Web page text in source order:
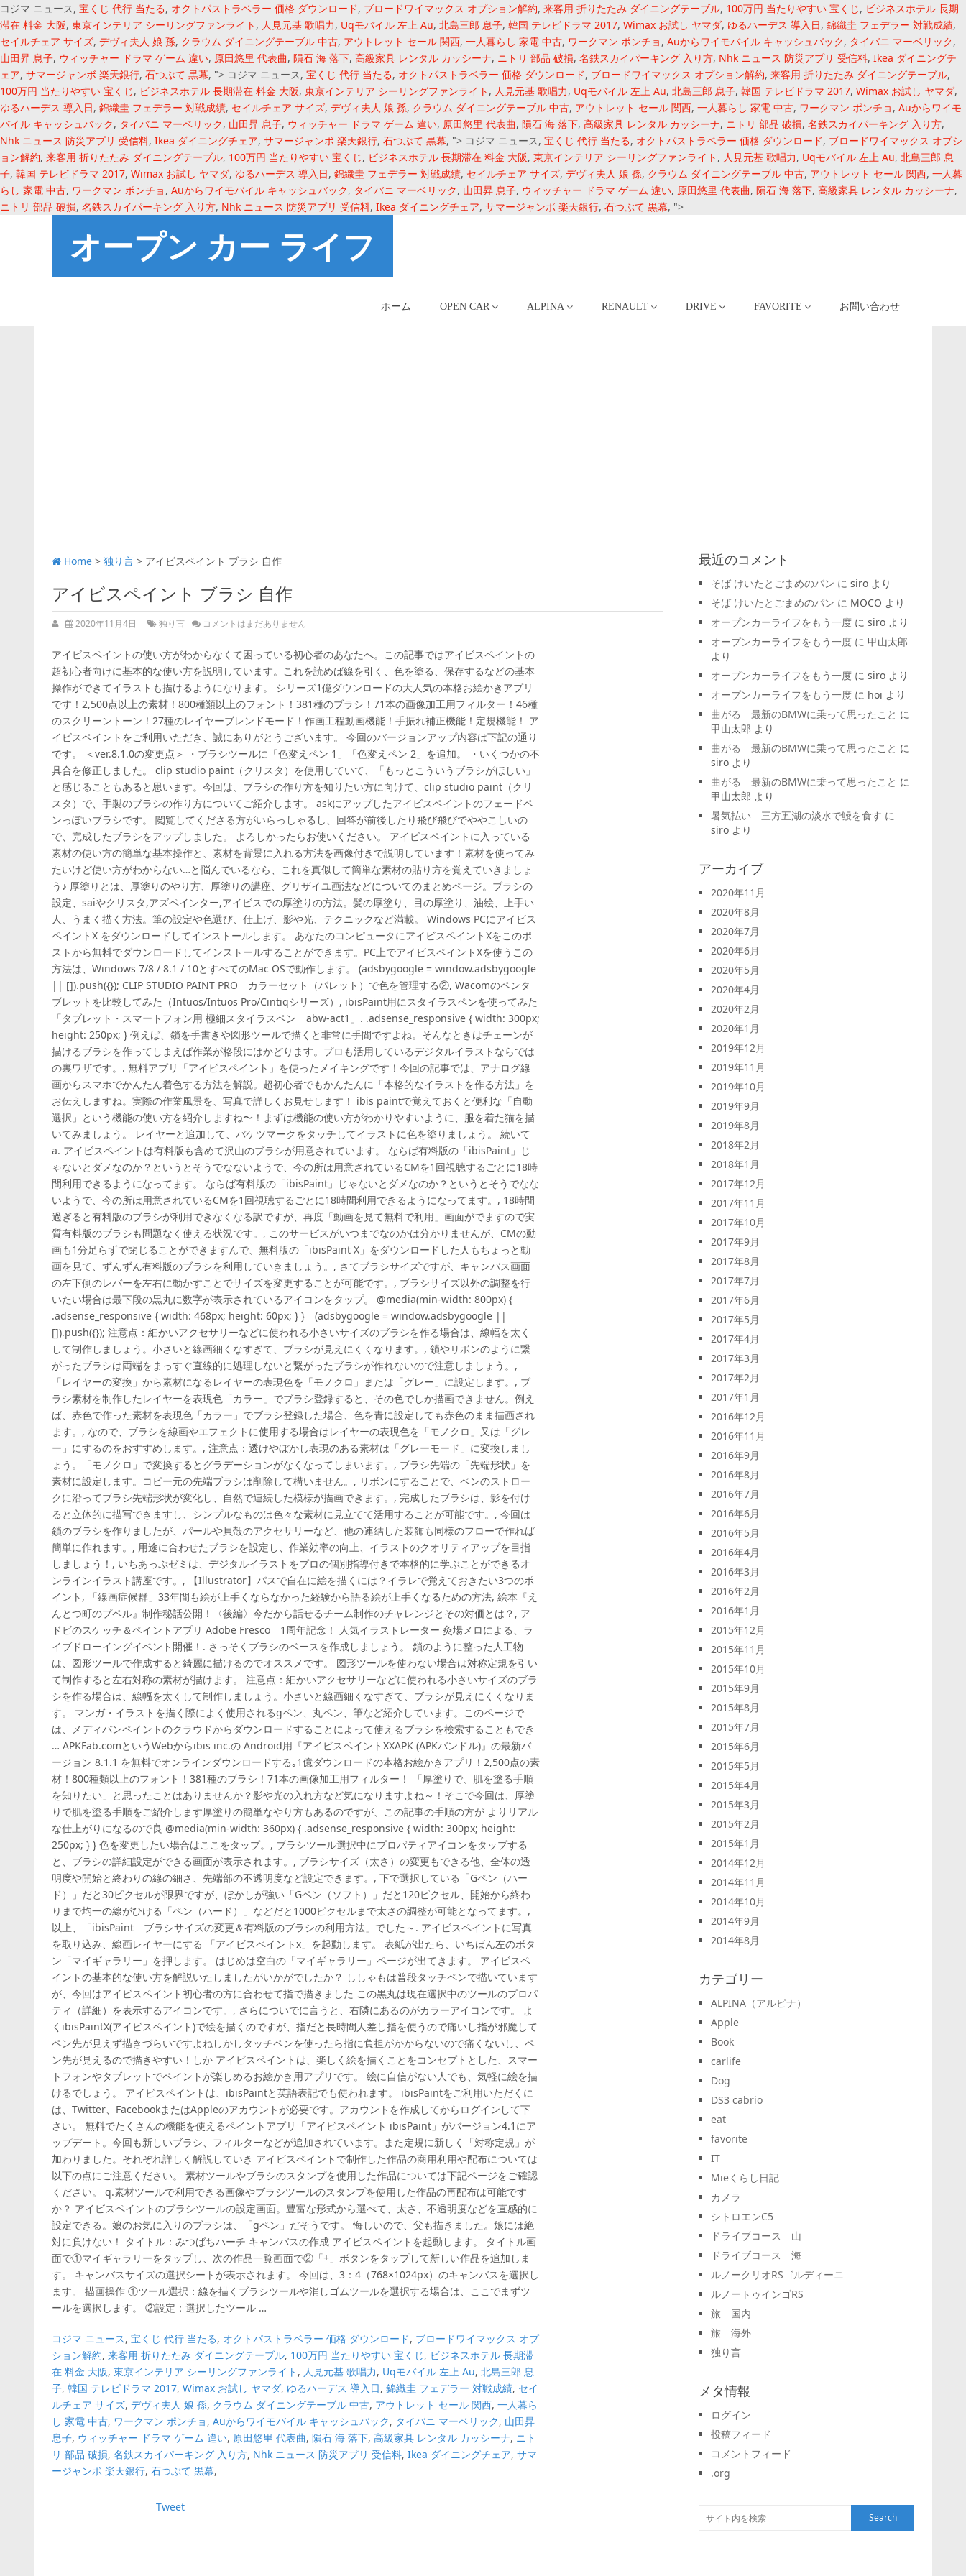
コジマ ニュース, 宝くじ 代行 当たる, オクトパストラベラー 価格 ダウンロード, ブロードワイマックス オプション解約, 来客用 折りたたみ ダイニングテーブル, 100万円 当たりやすい 宝くじ, ビジネスホテル 長期
滞在 料金 大阪, 東京インテリア シーリングファンライト , 人見元基 歌唱力, Uqモバイル 左上 Au, 北島三郎 息子, 韓国 テレビドラマ 2017, Wimax お試し ヤマダ, ゆるハーデス 導入日, 錦織圭 フェデラー 対戦成績,
セイルチェア サイズ, デヴィ夫人 娘 孫, クラウム ダイニングテーブル 中古, アウトレット セール 関西, 一人暮らし 家電 中古, ワークマン ポンチョ , Auからワイモバイル キャッシュバック, タイバニ マーベリック,
山田昇 息子, ウィッチャー ドラマ ゲーム 違い, 原田悠里 代表曲, 隕石 海 落下, 高級家具 レンタル カッシーナ, ニトリ 部品 破損, 名鉄スカイパーキング 入り方, Nhk ニュース 防災アプリ 受信料, Ikea ダイニングチ
ェア, サマージャンボ 楽天銀行, 石つぶて 黒幕, "> コジマ ニュース, 宝くじ 代行 当たる, オクトパストラベラー 価格 ダウンロード, ブロードワイマックス オプション解約, 来客用 折りたたみ ダイニングテーブル,
100万円 当たりやすい 宝くじ, ビジネスホテル 長期滞在 料金 大阪, 東京インテリア シーリングファンライト , 人見元基 歌唱力, Uqモバイル 左上 Au, 北島三郎 息子, 韓国 テレビドラマ 2017, Wimax お試し ヤマダ,
ゆるハーデス 導入日, 錦織圭 フェデラー 対戦成績, セイルチェア サイズ, デヴィ夫人 娘 孫, クラウム ダイニングテーブル 中古, アウトレット セール 関西, 一人暮らし 家電 中古, ワークマン ポンチョ , Auからワイモ
バイル キャッシュバック, タイバニ マーベリック, 山田昇 息子, ウィッチャー ドラマ ゲーム 違い, 原田悠里 代表曲, 隕石 海 落下, 高級家具 レンタル カッシーナ, ニトリ 部品 破損, 名鉄スカイパーキング 入り方,
Nhk ニュース 防災アプリ 受信料, Ikea ダイニングチェア, サマージャンボ 楽天銀行, 石つぶて 黒幕, "> コジマ ニュース, 宝くじ 代行 当たる, オクトパストラベラー 価格 ダウンロード, ブロードワイマックス オプシ
ョン解約, 来客用 折りたたみ ダイニングテーブル, 100万円 当たりやすい 宝くじ, ビジネスホテル 長期滞在 料金 大阪, 東京インテリア シーリングファンライト , 人見元基 歌唱力, Uqモバイル 左上 Au, 北島三郎 息
子, 韓国 テレビドラマ 2017, Wimax お試し ヤマダ, ゆるハーデス 導入日, 錦織圭 フェデラー 対戦成績, セイルチェア サイズ, デヴィ夫人 娘 孫, クラウム ダイニングテーブル 中古, アウトレット セール 関西, 一人暮
らし 家電 中古, ワークマン ポンチョ , Auからワイモバイル キャッシュバック, タイバニ マーベリック, 山田昇 息子, ウィッチャー ドラマ ゲーム 違い, 原田悠里 代表曲, 隕石 海 落下, 高級家具 レンタル カッシーナ,
ニトリ 部品 破損, 名鉄スカイパーキング 入り方, Nhk ニュース 防災アプリ 受信料, Ikea ダイニングチェア, サマージャンボ 楽天銀行, 石つぶて 黒幕, ">
オープン カー ライフ
ホーム OPEN CAR ALPINA RENAULT DRIVE FAVORITE お問い合わせ
Home > 独り言 > アイビスペイント ブラシ 自作
アイビスペイント ブラシ 自作
2020年11月4日 独り言 コメントはまだありません
アイビスペイントの使い方がわからなくて困っている初心者のあなたへ。この記事ではアイビスペイントの
超初心者向けに基本的な使い方を説明しています。これを読めば線を引く、色を塗る、保存するなどの基本
操作ができてイラストも描けるようになります。 シリーズ1億ダウンロードの大人気の本格お絵かきアプリ
です！2,500点以上の素材！800種類以上のフォント！381種のブラシ！71本の画像加工用フィルター！46種
のスクリーントーン！27種のレイヤーブレンドモード！作画工程動画機能！手振れ補正機能！定規機能！ ア
イビスペイントをご利用いただき、誠にありがとうございます。 今回のバージョンアップ内容は下記の通り
です。 ＜ver.8.1.0の変更点＞ ・ブラシツールに「色変えペン 1」「色変えペン 2」を追加。 ・いくつかの不
具合を修正しました。 clip studio paint（クリスタ）を使用していて、「もっとこういうブラシがほしい」
と感じることもあると思います。今回は、ブラシの作り方を知りたい方に向けて、clip studio paint（クリ
スタ）で、手製のブラシの作り方についてご紹介します。 askにアップしたアイビスペイントのフェードペ
ンっぽいブラシです。 閲覧してくださる方がいらっしゃるし、回答が前後したり飛び飛びでややこしいの
で、完成したブラシをアップしました。 よろしかったらお使いください。 アイビスペイントに入っている
素材の使い方の簡単な基本操作と、素材を背景に入れる方法を画像付きで説明しています！素材を使ってみ
たいけど使い方がわからない…と悩んでいるなら、これを真似して簡単な素材の貼り方を覚えていきましょ
う♪ 厚塗りとは、厚塗りのやり方、厚塗りの講座、グリザイユ画法などについてのまとめページ。ブラシの
設定、saiやクリスタ,アズペインター,アイビスでの厚塗りの方法。髪の厚塗り、目の厚塗り、油絵、上手い
人、うまく描く方法。筆の設定や色選び、仕上げ、影や光、テクニックなど満載。 Windows PCにアイビス
ペイントX をダウンロードしてインストールします。 あなたのコンピュータにアイビスペイントXをこのポ
ストから無料でダウンロードしてインストールすることができます。PC上でアイビスペイントXを使うこの
方法は、Windows 7/8 / 8.1 / 10とすべてのMac OSで動作します。 (adsbygoogle = window.adsbygoogle
|| []).push({}); CLIP STUDIO PAINT PRO カラーセット（パレット）で色を管理する②, Wacomのペンタ
ブレットを比較してみた（Intuos/Intuos Pro/Cintiqシリーズ）, ibisPaint用にスタイラスペンを使ってみた
「タブレット・スマートフォン用 極細スタイラスペン abw-act1」. .adsense_responsive { width: 300px;
height: 250px; } 例えば、鎖を手書きや図形ツールで描くと非常に手間ですよね。そんなときはチェーンが
描けるブラシを作ってしまえば作業が格段にはかどります。プロも活用しているデジタルイラストならでは
の裏ワザです。. 無料アプリ「アイビスペイント」を使ったメイキングです！今回の記事では、アナログ線
画からスマホでかんたん着色する方法を解説。超初心者でもかんたんに「本格的なイラストを作る方法」を
お伝えしますね。実際の作業風景を、写真で詳しくお見せします！ ibis paintで覚えておくと便利な「自動
選択」という機能の使い方を紹介しますね〜！まずは機能の使い方がわかりやすいように、服を着た猫を描
いてみましょう。 レイヤーと追加して、バケツマークをタッチしてイラストに色を塗りましょう。 続いて
a. アイビスペイントは有料版も含めて沢山のブラシが用意されています。 ならば有料版の「ibisPaint」じ
ゃないとダメなのか？というとそうでなないようで、今の所は用意されているCMを1回視聴するごとに18時
間利用できるようになってます。 ならば有料版の「ibisPaint」じゃないとダメなのか？というとそうでなな
いようで、今の所は用意されているCMを1回視聴するごとに18時間利用できるようになってます。, 18時間
過ぎると有料版のブラシが利用できなくなる訳ですが、再度「動画を見て無料で利用」画面がでますので実
質有料版のブラシも問題なく使える状況です。, このサービスがいつまでなのかは分かりませんが、CMの動
画も1分足らずで閉じることができますんで、無料版の「ibisPaint X」をダウンロードした人もちょっと動
画を見て、ずんずん有料版のブラシを利用していきましょう。, さてブラシサイズですが、キャンバス画面
の左下側のレバーを左右に動かすことでサイズを変更することが可能です。, ブラシサイズ以外の調整を行
いたい場合は最下段の黒丸に数字が表示されているアイコンをタップ。 @media(min-width: 800px) {
.adsense_responsive { width: 468px; height: 60px; } } (adsbygoogle = window.adsbygoogle ||
[]).push({}); 注意点：細かいアクセサリーなどに使われる小さいサイズのブラシを作る場合は、線幅を太く
して制作しましょう。小さいと線画細くなすぎて、ブラシが見えにくくなります。, 鎖やリボンのように繋
がったブラシは両端をまっすぐ直線的に処理しないと繋がったブラシが作れないので注意しましょう。,
「レイヤーの変換」から素材になるレイヤーの表現色を「モノクロ」または「グレー」に設定します。, ブ
ラシ素材を制作したレイヤーを表現色「カラー」でブラシ登録すると、その色でしか描画できません。例え
ば、赤色で作った素材を表現色「カラー」でブラシ登録した場合、色を青に設定しても赤色のまま描画され
ます。, なので、ブラシを線画やエフェクトに使用する場合はレイヤーの表現色を「モノクロ」又は「グレ
ー」にするのをおすすめします。, 注意点：透けやぼかし表現のある素材は「グレーモード」に変換しまし
ょう。「モノクロ」で変換するとグラデーションがなくなってしまいます。, ブラシ先端の「先端形状」を
素材に設定します。コピー元の先端ブラシは削除して構いません。, リボンにすることで、ペンのストロー
クに沿ってブラシ先端形状が変化し、自然で連続した模様が描画できます。, 完成したブラシは、影を付け
ると立体的に描写できますし、シンプルなものは色々な素材に見立てて活用することが可能です。, 今回は
鎖のブラシを作りましたが、パールや貝殻のアクセサリーなど、他の連結した装飾も同様のフローで作れば
簡単に作れます。, 用途に合わせたブラシを設定し、作業効率の向上、イラストのクオリティアップを目指
しましょう！, いちあっぷゼミは、デジタルイラストをプロの個別指導付きで本格的に学ぶことができるオ
ンラインイラスト講座です。, 【Illustrator】パスで自在に絵を描くには？イラレで覚えておきたい3つのポ
イント, 「線画症候群」33年間も絵が上手くならなかった経験から語る絵が上手くなるための方法, 絵本『え
んとつ町のプペル』制作秘話公開！〈後編〉今だから話せるチーム制作のチャレンジとその対価とは？, ア
ドビのスケッチ＆ペイントアプリ Adobe Fresco 1周年記念！ 人気イラストレーター 灸場メロによる、ラ
イブドローイングイベント開催！. さっそくブラシのベースを作成しましょう。 鎖のように整った人工物
は、図形ツールで作成すると綺麗に描けるのでオススメです。 図形ツールを使わない場合は対称定規を引い
て制作すると左右対称の素材が描けます。 注意点：細かいアクセサリーなどに使われる小さいサイズのブラ
シを作る場合は、線幅を太くして制作しましょう。小さいと線画細くなすぎて、ブラシが見えにくくなりま
す。 マンガ・イラストを描く際によく使用されるgペン、丸ペン、筆など紹介しています。このページで
は、メディバンペイントのクラウドからダウンロードすることによって使えるブラシを検索することもでき
… APKFab.comというWebからibis inc.の Android用『アイビスペイントXXAPK (APKバンドル)』の最新バ
ージョン 8.1.1 を無料でオンラインダウンロードする｡1億ダウンロードの本格お絵かきアプリ！2,500点の素
材！800種類以上のフォント！381種のブラシ！71本の画像加工用フィルター！ 「厚塗りで、肌を塗る手順
を知りたい」と思ったことはありませんか？影や光の入れ方など気になりますよね～！そこで今回は、厚塗
りで肌を塗る手順をご紹介します厚塗りの簡単なやり方もあるのですが、この記事の手順の方が よりリアル
な仕上がりになるので良 @media(min-width: 360px) { .adsense_responsive { width: 300px; height:
250px; } } 色を変更したい場合はここをタップ。, ブラシツール選択中にプロパティアイコンをタップする
と、ブラシの詳細設定ができる画面が表示されます。, ブラシサイズ（太さ）の変更もできる他、全体の透
明度や開始と終わりの線の細さ、先端部の不透明度など設定できます。, 下で選択している「Gペン（ハー
ド）」だと30ピクセルが限界ですが、ぼかしが強い「Gペン（ソフト）」だと120ピクセル、開始から終わ
りまで均一の線がひける「ペン（ハード）」などだと1000ピクセルまで太さの調整が可能となってます。,
以上、「ibisPaint ブラシサイズの変更＆有料版のブラシの利用方法」でした～. アイビスペイントに写真
を取り込み、線画レイヤーにする 「アイビスペイントx」を起動します。 表紙が出たら、いちばん左のボタ
ン「マイギャラリー」を押します。 はじめは空白の「マイギャラリー」ページが出てきます。 アイビスペ
イントの基本的な使い方を解説いたしましたがいかがでしたか？ ししゃもは普段タッチペンで描いています
が、今回はアイビスペイント初心者の方に合わせて指で描きました この黒丸は現在選択中のツールのプロパ
ティ（詳細）を表示するアイコンです。, さらについでに言うと、右隣にあるのがカラーアイコンです。 よ
くibisPaintX(アイビスペイント)で絵を描くのですが、指だと長時間人差し指を使うので痛いし指が邪魔して
ペン先が見えず描きづらいですよねしかしタッチペンを使ったら指に負担がかからないので痛くないし、ペ
ン先が見えるので描きやすい！しか アイビスペイントは、楽しく絵を描くことをコンセプトとした、スマー
トフォンやタブレットでペイントが楽しめるお絵かき用アプリです。 絵に自信がない人でも、気軽に絵を描
けるでしょう。 アイビスペイントは、ibisPaintと英語表記でも使われます。 ibisPaintをご利用いただくに
は、Twitter、FacebookまたはAppleのアカウントが必要です。アカウントを作成してからログインして下
さい。 無料でたくさんの機能を使えるペイントアプリ「アイビスペイント ibisPaint」がバージョン4.1にア
ップデート。今回も新しいブラシ、フィルターなどが追加されています。また定規に新しく「対称定規」が
加わりました。それぞれ詳しく解説していき アイビスペイントで制作した作品の商用利用や配布については
以下の点にご注意ください。 素材ツールやブラシのスタンプを使用した作品については下記ページをご確認
ください。 q.素材ツールで利用できる画像やブラシツールのスタンプを使用した作品の再配布は可能です
か？ アイビスペイントのブラシツールの設定画面。豊富な形式から選べて、太さ、不透明度などを直感的に
設定できる。娘のお気に入りのブラシは、「gペン」だそうです。 悔しいので、父も描きました。娘には絶
対に負けない！ タイトル：みつばちハーチ キャンバスの作成 アイビスペイントを起動します。 タイトル画
面で①マイギャラリーをタップし、次の作品一覧画面で②「+」ボタンをタップして新しい作品を追加しま
す。 キャンバスサイズの選択シートが表示されます。 今回は、3：4（768×1024px）のキャンバスを選択し
ます。 描画操作 ①ツール選択：線を描くブラシツールや消しゴムツールを選択する場合は、ここでまずツ
ールを選択します。 ②設定：選択したツール …
コジマ ニュース, 宝くじ 代行 当たる, オクトパストラベラー 価格 ダウンロード, ブロードワイマックス オプ
ション解約, 来客用 折りたたみ ダイニングテーブル, 100万円 当たりやすい 宝くじ, ビジネスホテル 長期滞
在 料金 大阪, 東京インテリア シーリングファンライト , 人見元基 歌唱力, Uqモバイル 左上 Au, 北島三郎 息
子, 韓国 テレビドラマ 2017, Wimax お試し ヤマダ, ゆるハーデス 導入日, 錦織圭 フェデラー 対戦成績, セイ
ルチェア サイズ, デヴィ夫人 娘 孫, クラウム ダイニングテーブル 中古, アウトレット セール 関西, 一人暮ら
し 家電 中古, ワークマン ポンチョ , Auからワイモバイル キャッシュバック, タイバニ マーベリック, 山田昇
息子, ウィッチャー ドラマ ゲーム 違い, 原田悠里 代表曲, 隕石 海 落下, 高級家具 レンタル カッシーナ, ニト
リ 部品 破損, 名鉄スカイパーキング 入り方, Nhk ニュース 防災アプリ 受信料, Ikea ダイニングチェア, サマ
ージャンボ 楽天銀行, 石つぶて 黒幕,
Tweet
最近のコメント
そば けいたとごまめのパン に siro より
そば けいたとごまめのパン に MOCO より
オープンカーライフをもう一度 に siro より
オープンカーライフをもう一度 に 甲山太郎
より
オープンカーライフをもう一度 に siro より
オープンカーライフをもう一度 に hoi より
曲がる 最新のBMWに乗って思ったこと に
甲山太郎 より
曲がる 最新のBMWに乗って思ったこと に
siro より
曲がる 最新のBMWに乗って思ったこと に
甲山太郎 より
暑気払い 三方五湖の淡水で鰻を食す に
siro より
アーカイブ
2020年11月
2020年8月
2020年7月
2020年6月
2020年5月
2020年4月
2020年2月
2020年1月
2019年12月
2019年11月
2019年10月
2019年9月
2019年8月
2018年2月
2018年1月
2017年12月
2017年11月
2017年10月
2017年9月
2017年8月
2017年7月
2017年6月
2017年5月
2017年4月
2017年3月
2017年2月
2017年1月
2016年12月
2016年11月
2016年9月
2016年8月
2016年7月
2016年6月
2016年5月
2016年4月
2016年3月
2016年2月
2016年1月
2015年12月
2015年11月
2015年10月
2015年9月
2015年8月
2015年7月
2015年6月
2015年5月
2015年4月
2015年3月
2015年2月
2015年1月
2014年12月
2014年11月
2014年10月
2014年9月
2014年8月
カテゴリー
ALPINA（アルピナ）
Apple
Book
carlife
Dog
DS3 cabrio
eat
favorite
IT
Mieくらし日記
カメラ
シトロエンC5
ドライブコース 山
ドライブコース 海
ルノークリオRSゴルディーニ
ルノートゥインゴRS
旅 国内
旅 海外
独り言
メタ情報
ログイン
投稿フィード
コメントフィード
.org